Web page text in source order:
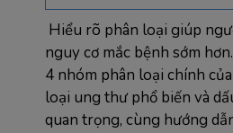
Hiểu rõ phân loại giúp
nguy cơ mắc bệnh sớm
4 nhóm phân loại chính
loại ung thư phổ biến và
quan trọng, cùng hướng